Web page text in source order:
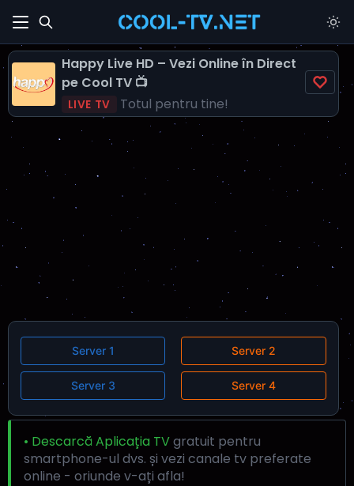
Happy Live HD – Vezi Online în Direct
pe Cool TV 📺
LIVE TV Totul pentru tine!
Server 1 Server 2
Server 3 Server 4
• Descarcă Aplicația TVgratuit pentru
smartphone-ul dvs. și vezi canale tv preferate
online - oriunde v-ați afla!